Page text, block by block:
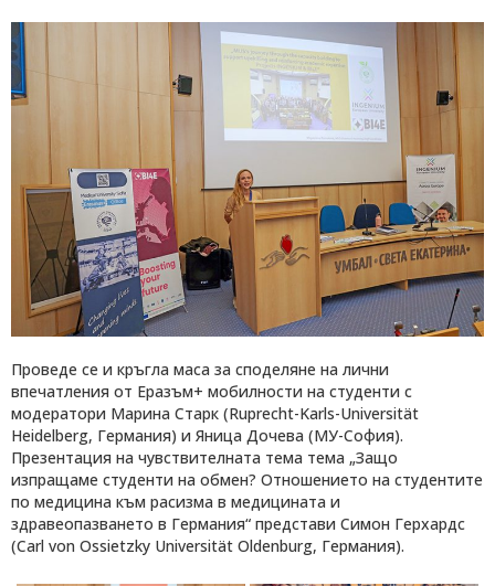
Проведе се и кръгла маса за споделяне на лични
впечатления от Еразъм+ мобилности на студенти с
модератори Марина Старк (Ruprecht-Karls-Universität
Heidelberg, Германия) и Яница Дочева (МУ-София).
Презентация на чувствителната тема тема „Защо
изпращаме студенти на обмен? Отношението на студентите
по медицина към расизма в медицината и
здравеопазването в Германия“ представи Симон Герхардс
(Carl von Ossietzky Universität Oldenburg, Германия).